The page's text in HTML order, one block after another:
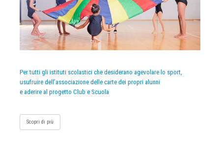
Per tutti gli istituti scolastici che desiderano agevolare lo sport,
usufruire dell’associazione delle carte dei propri alunni
e aderire al progetto Club e Scuola
Scopri di più